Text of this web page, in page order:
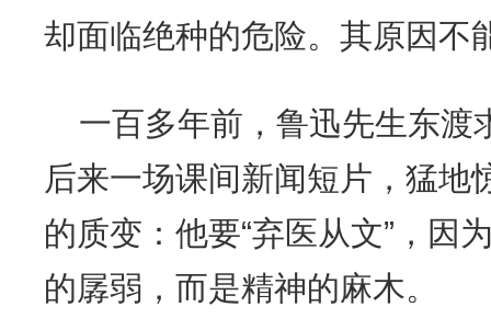
却面临绝种的危险。其原因不
一百多年前，鲁迅先生东渡
后来一场课间新闻短片，猛地
的质变：他要“弃医从文”，因
的孱弱，而是精神的麻木。